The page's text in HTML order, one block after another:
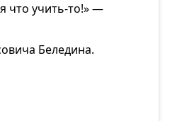
что учить-то!» —
Беледина.